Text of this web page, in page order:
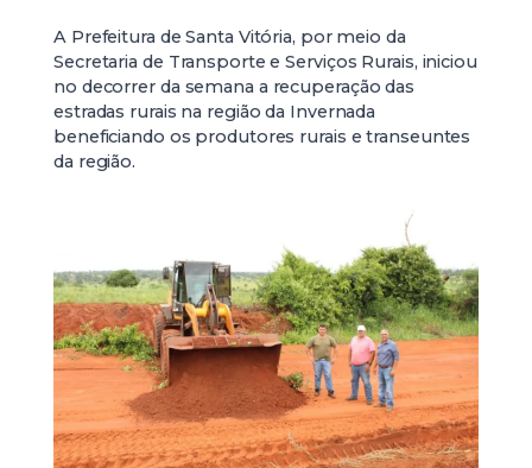
A Prefeitura de Santa Vitória, por meio da
Secretaria de Transporte e Serviços Rurais, iniciou
no decorrer da semana a recuperação das
estradas rurais na região da Invernada
beneficiando os produtores rurais e transeuntes
da região.